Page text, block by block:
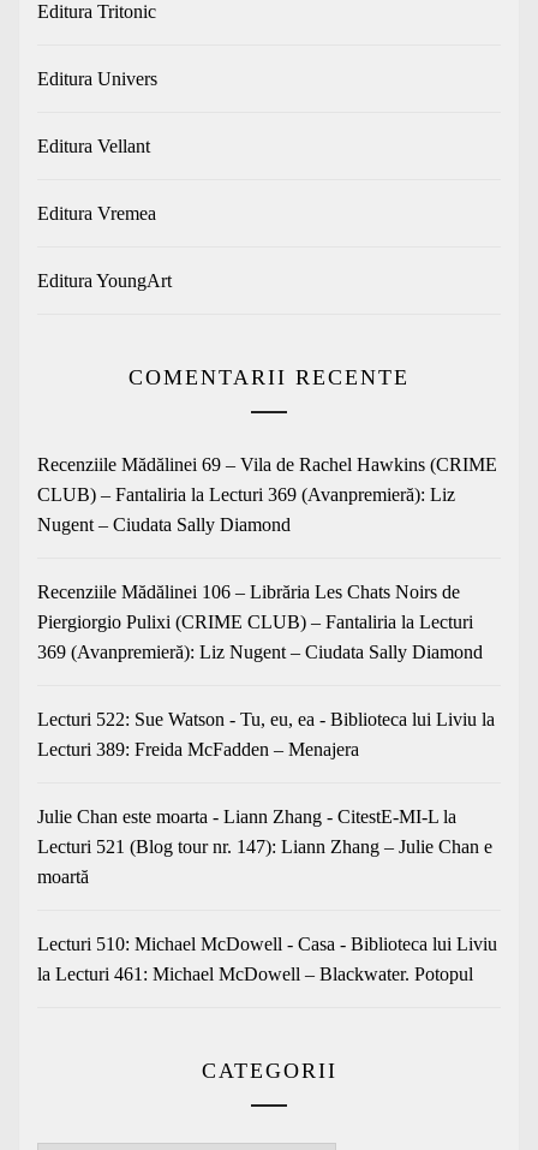
Editura Tritonic
Editura Univers
Editura Vellant
Editura Vremea
Editura YoungArt
COMENTARII RECENTE
Recenziile Mădălinei 69 – Vila de Rachel Hawkins (CRIME
CLUB) – Fantaliria la Lecturi 369 (Avanpremieră): Liz
Nugent – Ciudata Sally Diamond
Recenziile Mădălinei 106 – Librăria Les Chats Noirs de
Piergiorgio Pulixi (CRIME CLUB) – Fantaliria la Lecturi
369 (Avanpremieră): Liz Nugent – Ciudata Sally Diamond
Lecturi 522: Sue Watson - Tu, eu, ea - Biblioteca lui Liviu la
Lecturi 389: Freida McFadden – Menajera
Julie Chan este moarta - Liann Zhang - CitestE-MI-L la
Lecturi 521 (Blog tour nr. 147): Liann Zhang – Julie Chan e
moartă
Lecturi 510: Michael McDowell - Casa - Biblioteca lui Liviu
la Lecturi 461: Michael McDowell – Blackwater. Potopul
CATEGORII